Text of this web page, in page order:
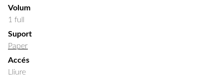
Volum
1 full
Suport
Paper
Accés
Lliure